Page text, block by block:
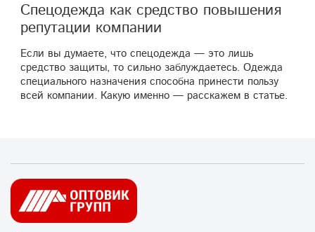
Спецодежда как средство повышения
репутации компании
Если вы думаете, что спецодежда — это лишь
средство защиты, то сильно заблуждаетесь. Одежда
специального назначения способна принести пользу
всей компании. Какую именно — расскажем в статье.